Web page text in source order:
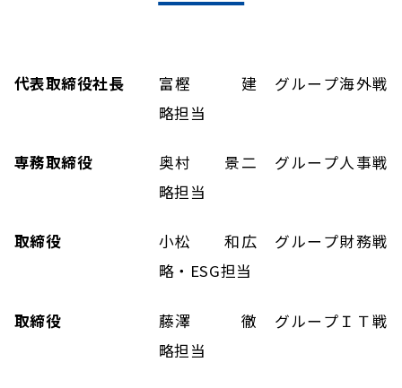
代表取締役社長
富樫 建 グループ海外戦
略担当
専務取締役
奥村 景二 グループ人事戦
略担当
取締役
小松 和広 グループ財務戦
略・ESG担当
取締役
藤澤 徹 グループＩＴ戦
略担当